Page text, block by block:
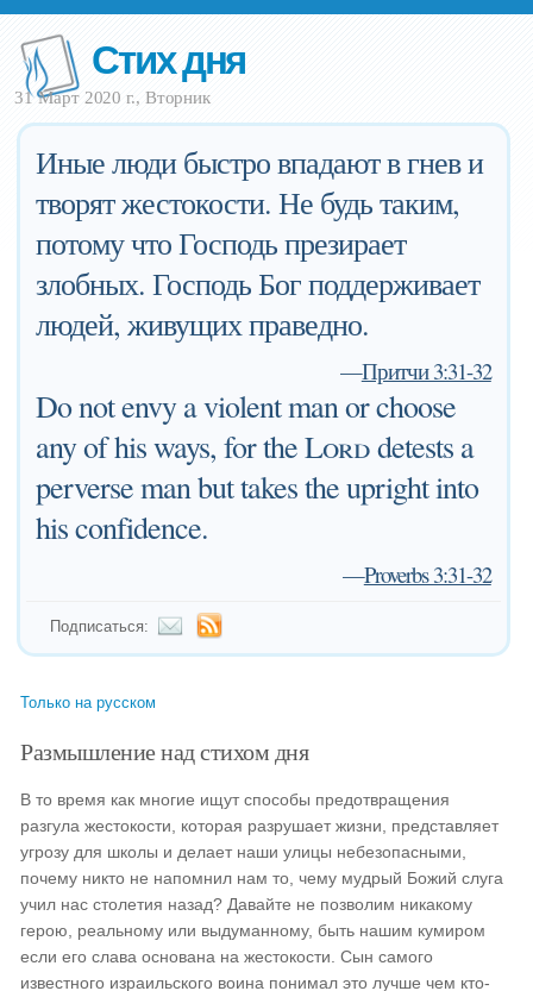
Стих дня
31 Март 2020 г., Вторник
Иные люди быстро впадают в гнев и
творят жестокости. Не будь таким,
потому что Господь презирает
злобных. Господь Бог поддерживает
людей, живущих праведно.
—Притчи 3:31-32
Do not envy a violent man or choose
any of his ways, for theLorddetests a
perverse man but takes the upright into
his confidence.
—Proverbs 3:31-32
Подписаться:
Только на русском
Размышление над стихом дня
В то время как многие ищут способы предотвращения
разгула жестокости, которая разрушает жизни, представляет
угрозу для школы и делает наши улицы небезопасными,
почему никто не напомнил нам то, чему мудрый Божий слуга
учил нас столетия назад? Давайте не позволим никакому
герою, реальному или выдуманному, быть нашим кумиром
если его слава основана на жестокости. Сын самого
известного израильского воина понимал это лучше чем кто-